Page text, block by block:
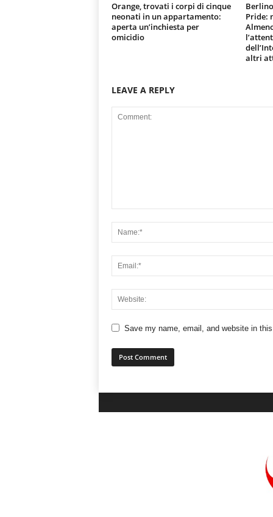
Orange, trovati i corpi di cinque
neonati in un appartamento:
aperta un’inchiesta per
omicidio
Pride:
altri
LEAVE A REPLY
Save my name, email, and website in